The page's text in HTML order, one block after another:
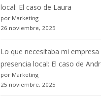
local: El caso de Laura
por Marketing
26 noviembre, 2025
Lo que necesitaba mi
presencia local: El caso de
por Marketing
25 noviembre, 2025